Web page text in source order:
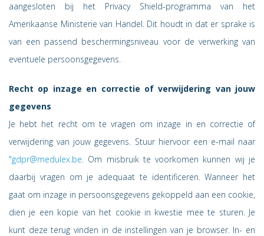
aangesloten bij het Privacy Shield-programma van het
Amerikaanse Ministerie van Handel. Dit houdt in dat er sprake is
van een passend beschermingsniveau voor de verwerking van
eventuele persoonsgegevens.
Recht op inzage en correctie of verwijdering van jouw
gegevens
Je hebt het recht om te vragen om inzage in en correctie of
verwijdering van jouw gegevens. Stuur hiervoor een e-mail naar
"gdpr@medulex.be. Om misbruik te voorkomen kunnen wij je
daarbij vragen om je adequaat te identificeren. Wanneer het
gaat om inzage in persoonsgegevens gekoppeld aan een cookie,
dien je een kopie van het cookie in kwestie mee te sturen. Je
kunt deze terug vinden in de instellingen van je browser. In- en